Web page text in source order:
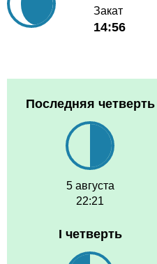
Закат
14:56
Последняя четверть
5 августа
22:21
I четверть